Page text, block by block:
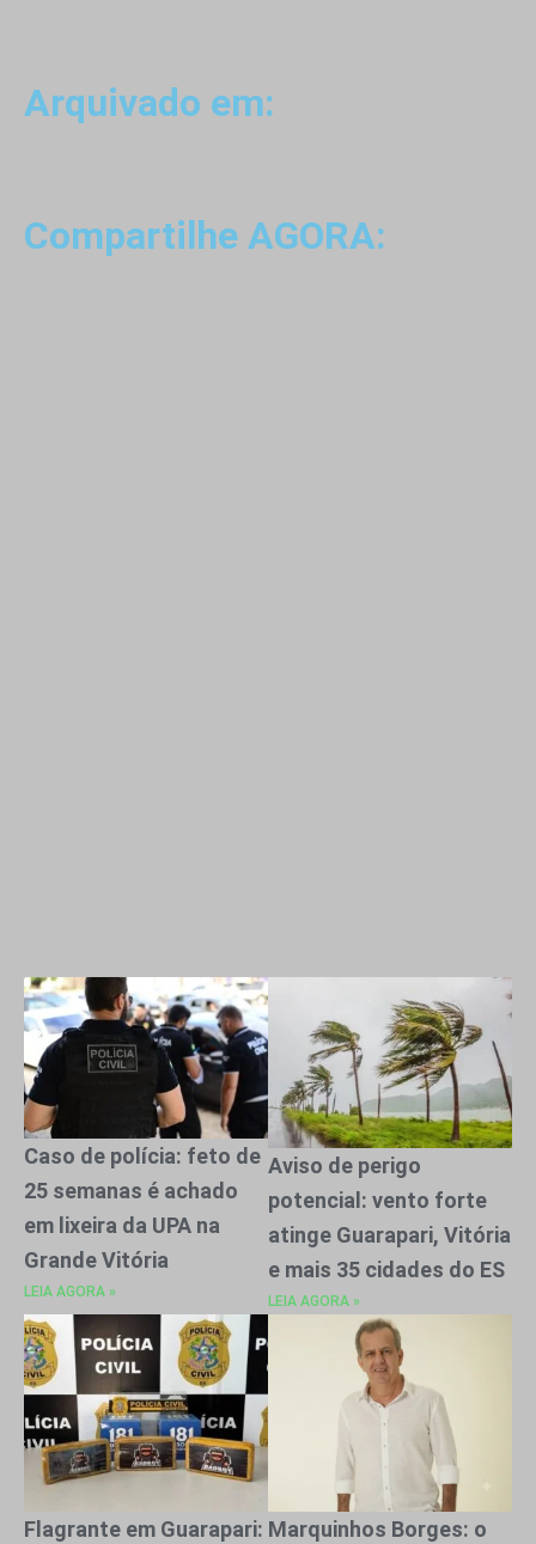
Arquivado em:
Compartilhe AGORA:
Caso de polícia: feto de
25 semanas é achado
em lixeira da UPA na
Grande Vitória
LEIA AGORA »
Aviso de perigo
potencial: vento forte
atinge Guarapari, Vitória
e mais 35 cidades do ES
LEIA AGORA »
Flagrante em Guarapari: Marquinhos Borges: o